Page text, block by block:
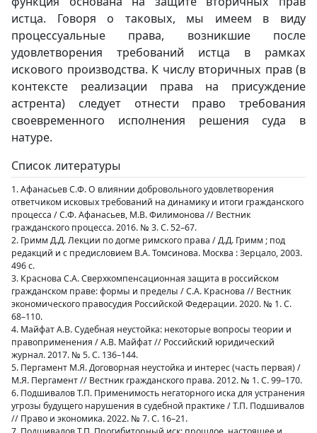
истца. Говоря о таковых, мы имеем в виду
процессуальные права, возникшие после
удовлетворения требований истца в рамках
искового производства. К числу вторичных прав (в
контексте реализации права на присуждение
астрента) следует отнести право требования
своевременного исполнения решения суда в
натуре.
Список литературы
1. Афанасьев С.Ф. О влиянии добровольного удовлетворения
ответчиком исковых требований на динамику и итоги гражданского
процесса / С.Ф. Афанасьев, М.В. Филимонова // Вестник
гражданского процесса. 2016. № 3. С. 52–67.
2. Гримм Д.Д. Лекции по догме римского права / Д.Д. Гримм ; под
редакций и с предисловием В.А. Томсинова. Москва : Зерцало, 2003.
496 с.
3. Краснова С.А. Сверхкомпенсационная защита в российском
гражданском праве: формы и пределы / С.А. Краснова // Вестник
экономического правосудия Российской Федерации. 2020. № 1. С.
68–110.
4. Майфат А.В. Судебная неустойка: некоторые вопросы теории и
правоприменения / А.В. Майфат // Российский юридический
журнал. 2017. № 5. С. 136–144.
5. Пергамент М.Я. Договорная неустойка и интерес (часть первая) /
М.Я. Пергамент // Вестник гражданского права. 2012. № 1. С. 99–170.
6. Подшивалов Т.П. Применимость негаторного иска для устранения
угрозы будущего нарушения в судебной практике / Т.П. Подшивалов
// Право и экономика. 2022. № 7. С. 16–21.